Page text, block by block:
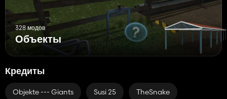
328 модов
Объекты
Кредиты
Objekte --- Giants Susi 25 TheSnake